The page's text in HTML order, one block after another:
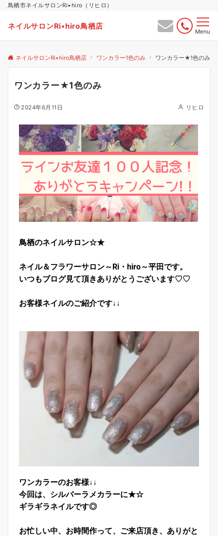
鳥栖市ネイルサロンRi•hiro（リヒロ）
ネイルサロンRi•hiro鳥栖店
Menu
ネイルサロンRi•hiro鳥栖店 ワンカラー1色のみ ワンカラー★1色のみ
ワンカラー★1色のみ
2024年6月11日 リヒロ
鳥栖のネイルサロン☆★
ネイル＆フラワーサロン～Ri・hiro～平田です。
いつもブログ見て頂きありがとうございます♡♡
お客様ネイルのご紹介です↓↓
ワンカラーのお客様↓↓
今回は、シルバーラメカラーに★☆
ギラギラネイルです◎
お忙しい中、お時間作って、ご来店頂き、ありがと